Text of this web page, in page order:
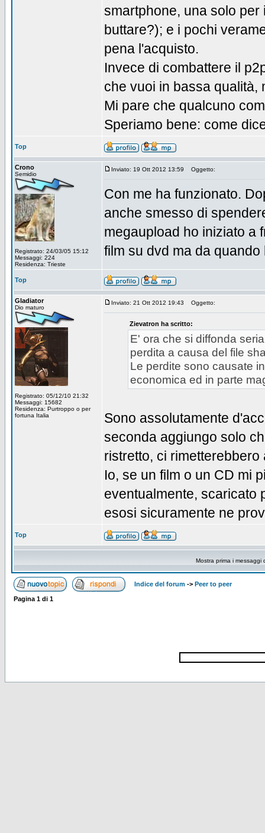
smartphone, una solo
buttare?); e i pochi
pena l'acquisto.
Invece di combattere il
che vuoi in bassa qualità,
Mi pare che qualcuno
Speriamo bene: come
Top
Crono
Semidio
Registrato: 24/03/05 15:12
Messaggi: 224
Residenza: Trieste
Inviato: 19 Ott 2012 13:59 Oggetto:
Con me ha funzionato.
anche smesso di
megaupload ho iniziato a
film su dvd ma da
Top
Gladiator
Dio maturo
Registrato: 05/12/10 21:32
Messaggi: 15682
Residenza: Purtroppo o per
fortuna Italia
Inviato: 21 Ott 2012 19:43 Oggetto:
Zievatron ha scritto:
E' ora che si diffonda
perdita a causa del file
Le perdite sono causate
economica ed in parte
Sono assolutamente
seconda aggiungo solo
ristretto, ci
Io, se un film o un CD mi
eventualmente, scaricato
esosi sicuramente ne
Top
Mostra prima i messaggi
Indice del forum -> Peer to peer
Pagina 1 di 1